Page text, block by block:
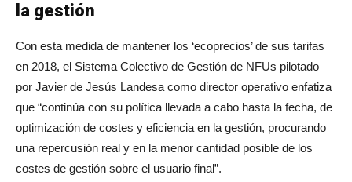
la gestión
Con esta medida de mantener los ‘ecoprecios’ de sus tarifas
en 2018, el Sistema Colectivo de Gestión de NFUs pilotado
por Javier de Jesús Landesa como director operativo enfatiza
que “continúa con su política llevada a cabo hasta la fecha, de
optimización de costes y eficiencia en la gestión, procurando
una repercusión real y en la menor cantidad posible de los
costes de gestión sobre el usuario final”.